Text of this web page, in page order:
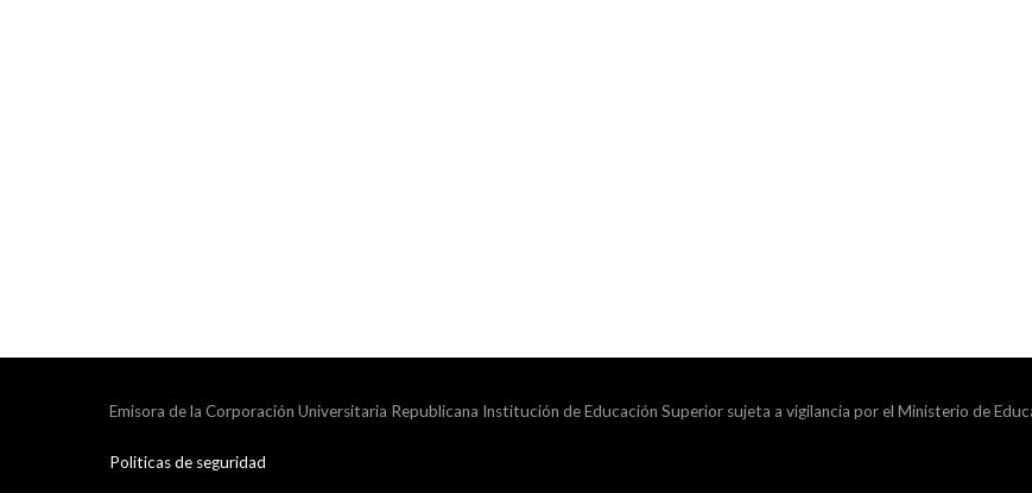
Emisora de la Corporación Universitaria Republicana Institución de Educación Superior sujeta a vigilancia por el Ministerio de
Politicas de seguridad